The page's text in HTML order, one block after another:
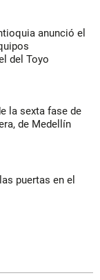
anunció el
del Toyo
la sexta fase de
de Medellín
puertas en el